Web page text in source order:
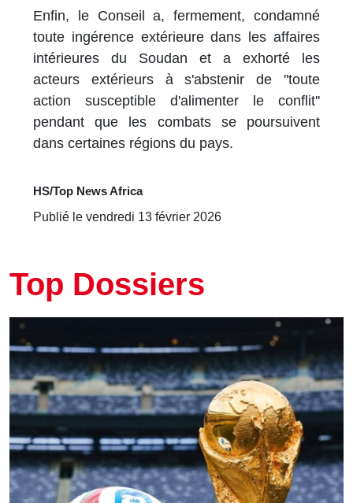
Enfin, le Conseil a, fermement, condamné
toute ingérence extérieure dans les affaires
intérieures du Soudan et a exhorté les
acteurs extérieurs à s'abstenir de ''toute
action susceptible d'alimenter le conflit''
pendant que les combats se poursuivent
dans certaines régions du pays.
HS/Top News Africa
Publié le vendredi 13 février 2026
Top Dossiers